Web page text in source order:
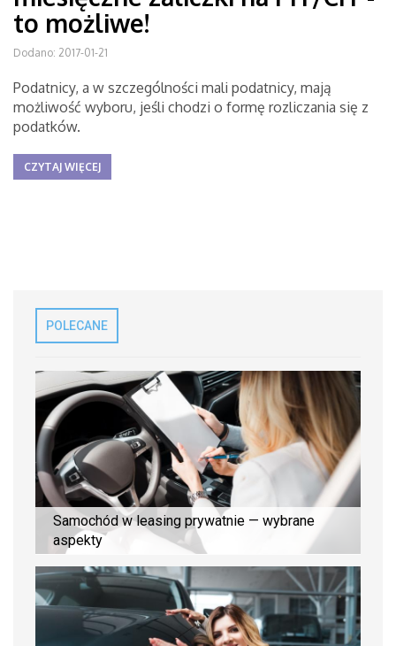
to możliwe!
Dodano: 2017-01-21
Podatnicy, a w szczególności mali podatnicy, mają
możliwość wyboru, jeśli chodzi o formę rozliczania się z
podatków.
CZYTAJ WIĘCEJ
POLECANE
Samochód w leasing prywatnie — wybrane
aspekty